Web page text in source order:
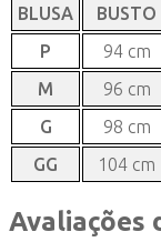
BLUSA BUSTO
P
94 cm
M
96 cm
G
98 cm
GG
104 cm
Avaliações